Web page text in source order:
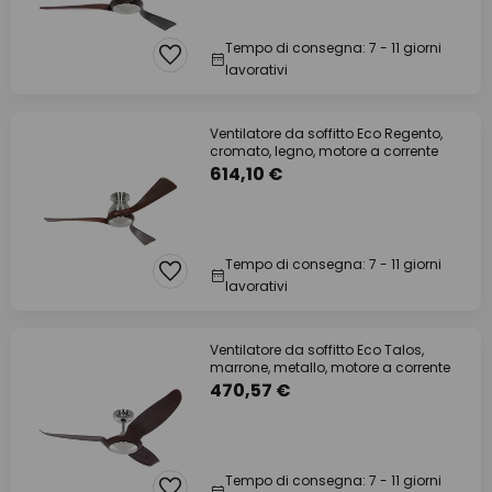
Tempo di consegna: 7 - 11 giorni
lavorativi
Ventilatore da soffitto Eco Regento,
cromato, legno, motore a corrente
614,10 €
Tempo di consegna: 7 - 11 giorni
lavorativi
Ventilatore da soffitto Eco Talos,
marrone, metallo, motore a corrente
470,57 €
Tempo di consegna: 7 - 11 giorni